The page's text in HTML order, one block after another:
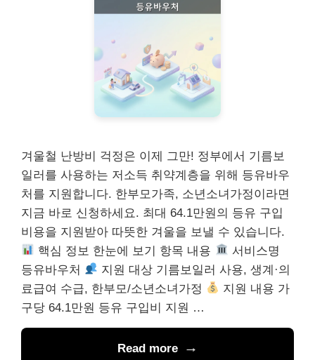
겨울철 난방비 걱정은 이제 그만! 정부에서 기름보
일러를 사용하는 저소득 취약계층을 위해 등유바우
처를 지원합니다. 한부모가족, 소년소녀가정이라면
지금 바로 신청하세요. 최대 64.1만원의 등유 구입
비용을 지원받아 따뜻한 겨울을 보낼 수 있습니다.
핵심 정보 한눈에 보기 항목 내용
서비스명
등유바우처
지원 대상 기름보일러 사용, 생계·의
료급여 수급, 한부모/소년소녀가정
지원 내용 가
구당 64.1만원 등유 구입비 지원 …
Read more